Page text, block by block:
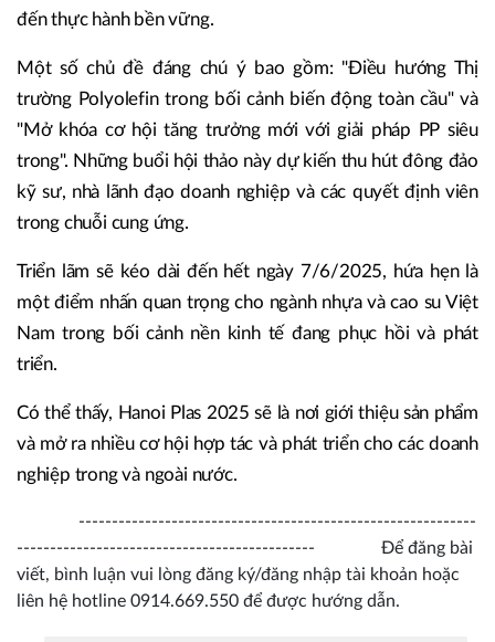
đến thực hành bền vững.
Một số chủ đề đáng chú ý bao gồm: "Điều hướng Thị
trường Polyolefin trong bối cảnh biến động toàn cầu" và
"Mở khóa cơ hội tăng trưởng mới với giải pháp PP siêu
trong". Những buổi hội thảo này dự kiến thu hút đông đảo
kỹ sư, nhà lãnh đạo doanh nghiệp và các quyết định viên
trong chuỗi cung ứng.
Triển lãm sẽ kéo dài đến hết ngày 7/6/2025, hứa hẹn là
một điểm nhấn quan trọng cho ngành nhựa và cao su Việt
Nam trong bối cảnh nền kinh tế đang phục hồi và phát
triển.
Có thể thấy, Hanoi Plas 2025 sẽ là nơi giới thiệu sản phẩm
và mở ra nhiều cơ hội hợp tác và phát triển cho các doanh
nghiệp trong và ngoài nước.
------------------------------------------------------------
--------------------------------------------- Để đăng bài
viết, bình luận vui lòng đăng ký/đăng nhập tài khoản hoặc
liên hệ hotline 0914.669.550 để được hướng dẫn.